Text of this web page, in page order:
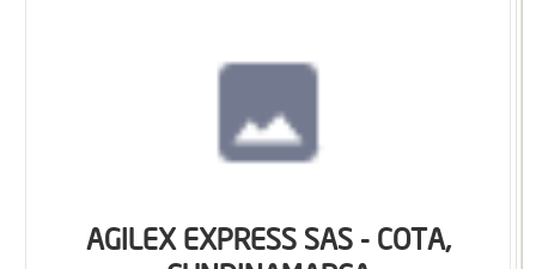
AGILEX EXPRESS SAS - COTA,